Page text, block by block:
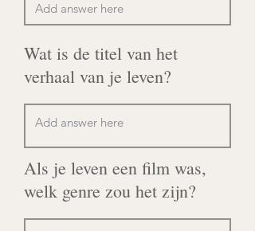
Wat is de titel van het
verhaal van je leven?
Als je leven een film was,
welk genre zou het zijn?